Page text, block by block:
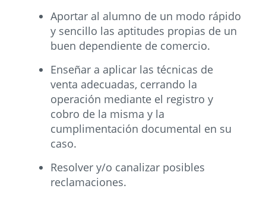
Aportar al alumno de un modo rápido
y sencillo las aptitudes propias de un
buen dependiente de comercio.
Enseñar a aplicar las técnicas de
venta adecuadas, cerrando la
operación mediante el registro y
cobro de la misma y la
cumplimentación documental en su
caso.
Resolver y/o canalizar posibles
reclamaciones.